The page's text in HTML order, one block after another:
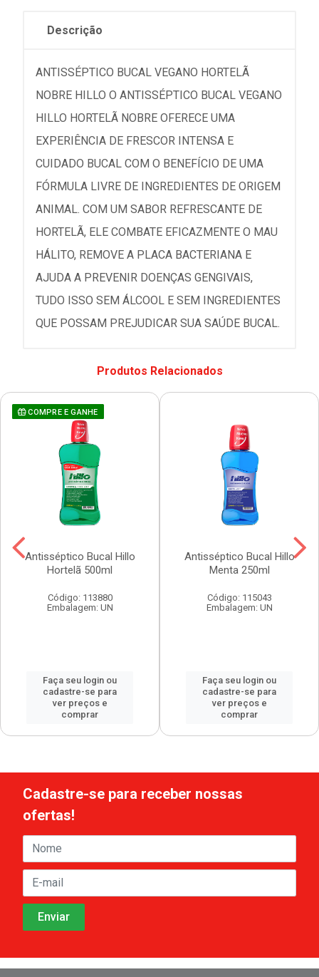
Descrição
ANTISSÉPTICO BUCAL VEGANO HORTELÃ
NOBRE HILLO O ANTISSÉPTICO BUCAL VEGANO
HILLO HORTELÃ NOBRE OFERECE UMA
EXPERIÊNCIA DE FRESCOR INTENSA E
CUIDADO BUCAL COM O BENEFÍCIO DE UMA
FÓRMULA LIVRE DE INGREDIENTES DE ORIGEM
ANIMAL. COM UM SABOR REFRESCANTE DE
HORTELÃ, ELE COMBATE EFICAZMENTE O MAU
HÁLITO, REMOVE A PLACA BACTERIANA E
AJUDA A PREVENIR DOENÇAS GENGIVAIS,
TUDO ISSO SEM ÁLCOOL E SEM INGREDIENTES
QUE POSSAM PREJUDICAR SUA SAÚDE BUCAL.
Produtos Relacionados
COMPRE E GANHE
Antisséptico Bucal Hillo
Hortelã 500ml
Código: 113880
Embalagem: UN
Faça seu login ou
cadastre-se para
ver preços e
comprar
Antisséptico Bucal Hillo
Menta 250ml
Código: 115043
Embalagem: UN
Faça seu login ou
cadastre-se para
ver preços e
comprar
Cadastre-se para receber nossas
ofertas!